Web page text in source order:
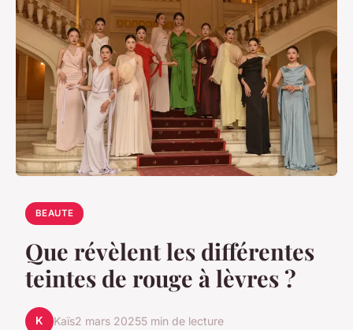
BEAUTE
Que révèlent les différentes
teintes de rouge à lèvres ?
K Kaïs2 mars 20255 min de lecture